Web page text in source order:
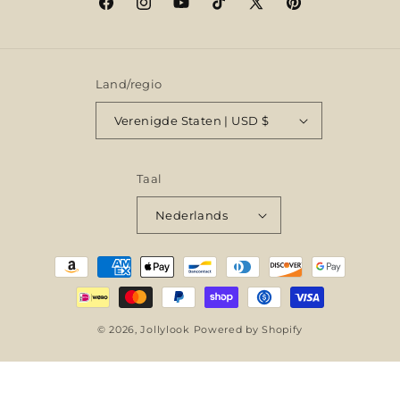
FacebookInstagramYouTubeTikTokX
Pinterest
Land/regio
Verenigde Staten | USD $
Taal
Nederlands
Betaalmethoden
© 2026,Jollylook Powered by Shopify